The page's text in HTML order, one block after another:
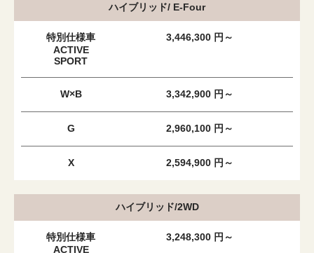
ハイブリッド/ E-Four
特別仕様車
ACTIVE
SPORT
3,446,300 円～
W×B 3,342,900 円～
G 2,960,100 円～
X 2,594,900 円～
ハイブリッド/2WD
特別仕様車
ACTIVE
3,248,300 円～